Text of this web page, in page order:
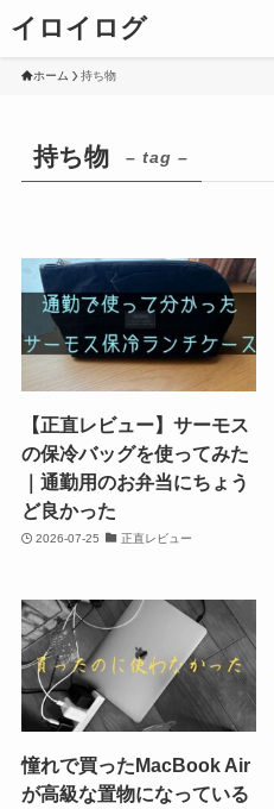
イロイログ
ホーム 持ち物
持ち物 – tag –
【正直レビュー】サーモス
の保冷バッグを使ってみた
｜通勤用のお弁当にちょう
ど良かった
2026-07-25 正直レビュー
憧れで買ったMacBook Air
が高級な置物になっている